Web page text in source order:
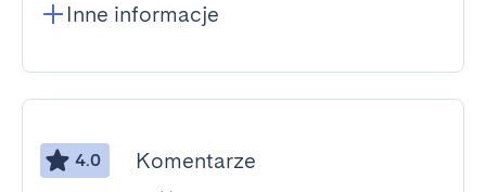
Inne informacje
4.0 Komentarze